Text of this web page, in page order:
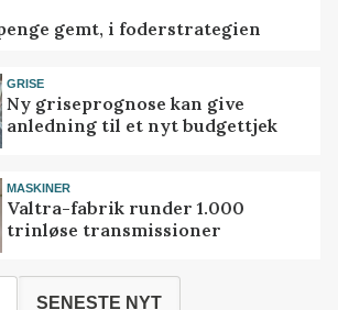
gemt, i foderstrategien
GRISE
Ny griseprognose kan give
anledning til et nyt budgettjek
MASKINER
Valtra-fabrik runder 1.000
trinløse transmissioner
SENESTE NYT